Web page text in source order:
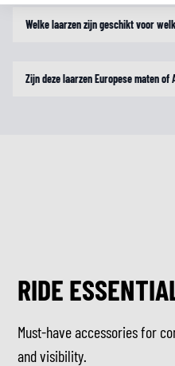
Welke laarzen zijn geschikt voor
Zijn deze laarzen Europese maten of
RIDE
Must-have accessories for
and visibility.